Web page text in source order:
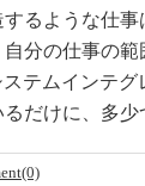
るような仕
分の仕事の範
テムインテグ
だけに、多少